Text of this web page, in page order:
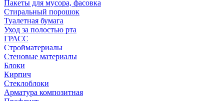
Пакеты для мусора, фасовка
Стиральный порошок
Туалетная бумага
Уход за полостью рта
ГРАСС
Стройматериалы
Стеновые материалы
Блоки
Кирпич
Стеклоблоки
Арматура композитная